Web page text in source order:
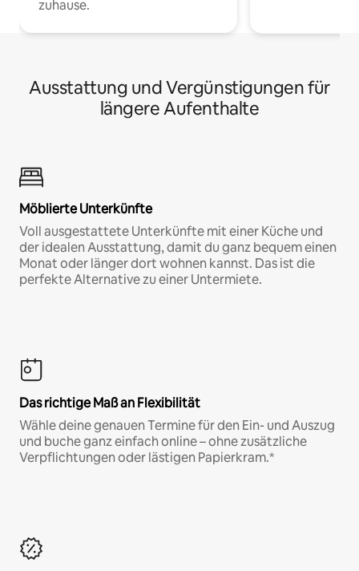
zuhause.
Ausstattung und Vergünstigungen für
längere Aufenthalte
Möblierte Unterkünfte
Voll ausgestattete Unterkünfte mit einer Küche und
der idealen Ausstattung, damit du ganz bequem einen
Monat oder länger dort wohnen kannst. Das ist die
perfekte Alternative zu einer Untermiete.
Das richtige Maß an Flexibilität
Wähle deine genauen Termine für den Ein- und Auszug
und buche ganz einfach online – ohne zusätzliche
Verpflichtungen oder lästigen Papierkram.*